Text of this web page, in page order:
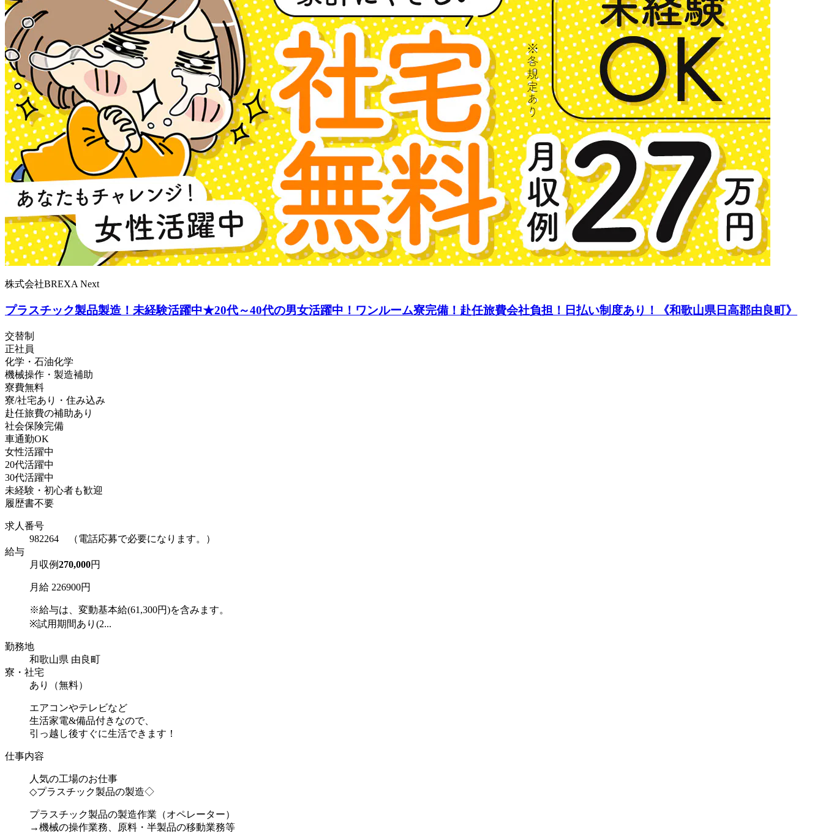
株式会社BREXA Next
プラスチック製品製造！未経験活躍中★20代～40代の男女活躍中！ワンルーム寮完備！赴任旅費会社負担！日払い制度あり！《和歌山県日高郡由良町》
交替制
正社員
化学・石油化学
機械操作・製造補助
寮費無料
寮/社宅あり・住み込み
赴任旅費の補助あり
社会保険完備
車通勤OK
女性活躍中
20代活躍中
30代活躍中
未経験・初心者も歓迎
履歴書不要
求人番号
982264 （電話応募で必要になります。）
給与
月収例270,000円
月給 226900円
※給与は、変動基本給(61,300円)を含みます。
※試用期間あり(2...
勤務地
和歌山県 由良町
寮・社宅
あり（無料）
エアコンやテレビなど
生活家電&備品付きなので、
引っ越し後すぐに生活できます！
仕事内容
人気の工場のお仕事
◇プラスチック製品の製造◇
プラスチック製品の製造作業（オペレーター）
→機械の操作業務、原料・半製品の移動業務等